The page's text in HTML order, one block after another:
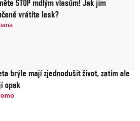
STOP mdlým vlasům! Jak jim
vrátíte lesk?
brýle mají zjednodušit život, zatím ale
opak